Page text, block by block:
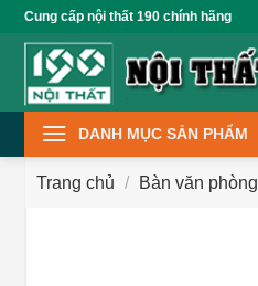
qua
dung
Cung cấp nội thất 190 chính hãng
DANH MỤC SẢN PHẨM
Trang chủ / Bàn văn phòng